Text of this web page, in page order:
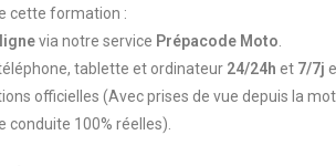
cette formation :
via notre service Prépacode Moto
tablette et ordinateur 24/24h et 7/7j
officielles (Avec prises de vue depuis la
conduite 100% réelles).